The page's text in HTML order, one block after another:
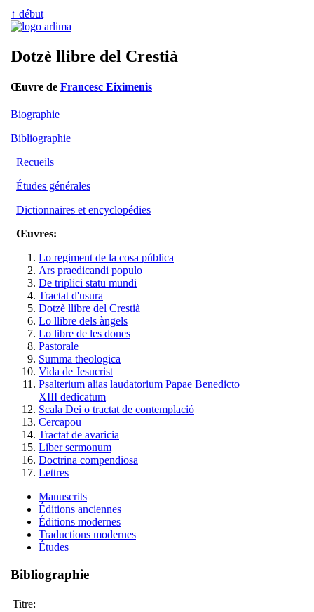
↑ début
Dotzè llibre del Crestià
Œuvre de Francesc Eiximenis
Biographie
Bibliographie
Recueils
Études générales
Dictionnaires et encyclopédies
Œuvres:
Lo regiment de la cosa pública
Ars praedicandi populo
De triplici statu mundi
Tractat d'usura
Dotzè llibre del Crestià
Lo llibre dels àngels
Lo libre de les dones
Pastorale
Summa theologica
Vida de Jesucrist
Psalterium alias laudatorium Papae Benedicto
XIII dedicatum
Scala Dei o tractat de contemplació
Cercapou
Tractat de avaricia
Liber sermonum
Doctrina compendiosa
Lettres
Manuscrits
Éditions anciennes
Éditions modernes
Traductions modernes
Études
Bibliographie
Titre: